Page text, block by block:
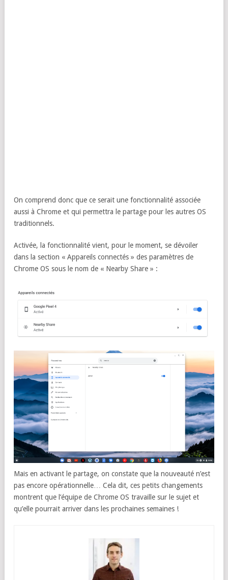
On comprend donc que ce serait une fonctionnalité associée
aussi à Chrome et qui permettra le partage pour les autres OS
traditionnels.
Activée, la fonctionnalité vient, pour le moment, se dévoiler
dans la section « Appareils connectés » des paramètres de
Chrome OS sous le nom de « Nearby Share » :
Mais en activant le partage, on constate que la nouveauté n’est
pas encore opérationnelle… Cela dit, ces petits changements
montrent que l’équipe de Chrome OS travaille sur le sujet et
qu’elle pourrait arriver dans les prochaines semaines !